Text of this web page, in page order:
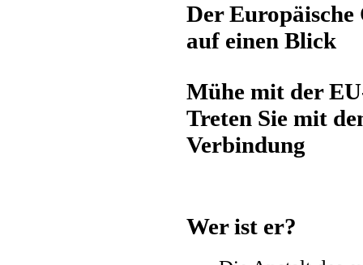
Der Europäische
auf einen Blick
Mühe mit der
Treten Sie mit
Verbindung
Wer ist er?